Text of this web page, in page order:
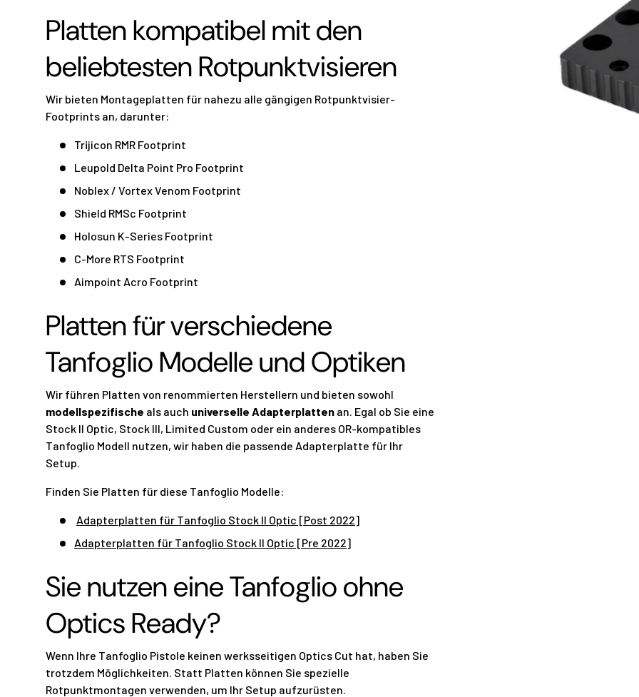
Platten kompatibel mit den
beliebtesten Rotpunktvisieren
Wir bieten Montageplatten für nahezu alle gängigen Rotpunktvisier-
Footprints an, darunter:
Trijicon RMR Footprint
Leupold Delta Point Pro Footprint
Noblex / Vortex Venom Footprint
Shield RMSc Footprint
Holosun K-Series Footprint
C-More RTS Footprint
Aimpoint Acro Footprint
Platten für verschiedene
Tanfoglio Modelle und Optiken
Wir führen Platten von renommierten Herstellern und bieten sowohl
modellspezifische als auch universelle Adapterplatten an. Egal ob Sie eine
Stock II Optic, Stock III, Limited Custom oder ein anderes OR-kompatibles
Tanfoglio Modell nutzen, wir haben die passende Adapterplatte für Ihr
Setup.
Finden Sie Platten für diese Tanfoglio Modelle:
Adapterplatten für Tanfoglio Stock II Optic [Post 2022]
Adapterplatten für Tanfoglio Stock II Optic [Pre 2022]
Sie nutzen eine Tanfoglio ohne
Optics Ready?
Wenn Ihre Tanfoglio Pistole keinen werksseitigen Optics Cut hat, haben Sie
trotzdem Möglichkeiten. Statt Platten können Sie spezielle
Rotpunktmontagen verwenden, um Ihr Setup aufzurüsten.